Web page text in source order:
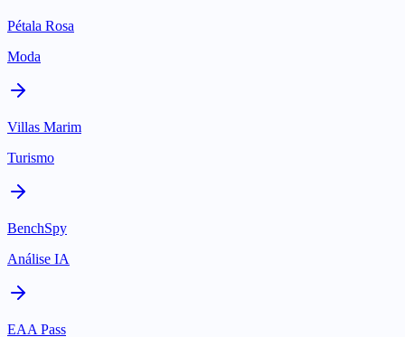
Pétala Rosa
Moda
Villas Marim
Turismo
BenchSpy
Análise IA
EAA Pass